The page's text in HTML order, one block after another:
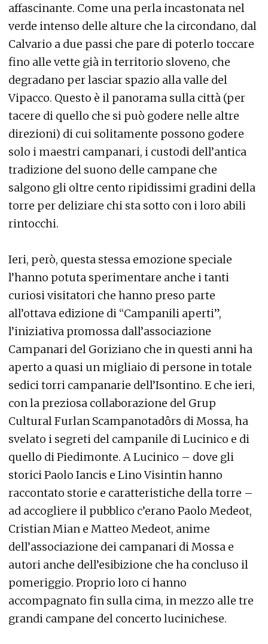
affascinante. Come una perla incastonata nel
verde intenso delle alture che la circondano, dal
Calvario a due passi che pare di poterlo toccare
fino alle vette già in territorio sloveno, che
degradano per lasciar spazio alla valle del
Vipacco. Questo è il panorama sulla città (per
tacere di quello che si può godere nelle altre
direzioni) di cui solitamente possono godere
solo i maestri campanari, i custodi dell’antica
tradizione del suono delle campane che
salgono gli oltre cento ripidissimi gradini della
torre per deliziare chi sta sotto con i loro abili
rintocchi.
Ieri, però, questa stessa emozione speciale
l’hanno potuta sperimentare anche i tanti
curiosi visitatori che hanno preso parte
all’ottava edizione di “Campanili aperti”,
l’iniziativa promossa dall’associazione
Campanari del Goriziano che in questi anni ha
aperto a quasi un migliaio di persone in totale
sedici torri campanarie dell’Isontino. E che ieri,
con la preziosa collaborazione del Grup
Cultural Furlan Scampanotadôrs di Mossa, ha
svelato i segreti del campanile di Lucinico e di
quello di Piedimonte. A Lucinico – dove gli
storici Paolo Iancis e Lino Visintin hanno
raccontato storie e caratteristiche della torre –
ad accogliere il pubblico c’erano Paolo Medeot,
Cristian Mian e Matteo Medeot, anime
dell’associazione dei campanari di Mossa e
autori anche dell’esibizione che ha concluso il
pomeriggio. Proprio loro ci hanno
accompagnato fin sulla cima, in mezzo alle tre
grandi campane del concerto lucinichese.